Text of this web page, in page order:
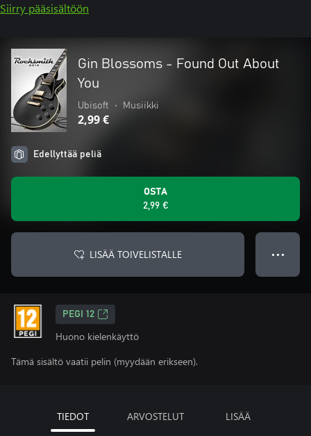
Siirry pääsisältöön
Gin Blossoms - Found Out About
You
Ubisoft • Musiikki
2,99 €
Edellyttää peliä
OSTA
2,99 €
LISÄÄ TOIVELISTALLE ● ● ●
PEGI 12
Huono kielenkäyttö
Tämä sisältö vaatii pelin (myydään erikseen).
TIEDOT ARVOSTELUT LISÄÄ